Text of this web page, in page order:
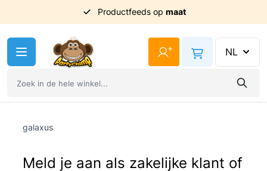
Productfeeds op maat
+ NL
galaxus
Meld je aan als zakelijke klant of